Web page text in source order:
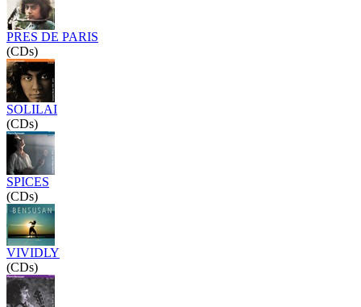
PRES DE PARIS
(CDs)
SOLILAI
(CDs)
SPICES
(CDs)
VIVIDLY
(CDs)